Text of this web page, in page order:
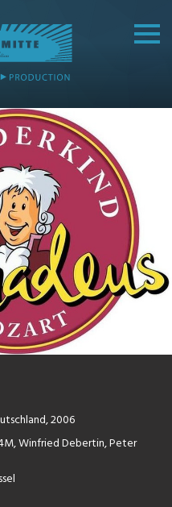
2006
Winfried Debertin, Peter